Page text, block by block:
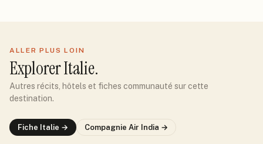
ALLER PLUS LOIN
ExplorerItalie.
Autres récits, hôtels et fiches communauté sur cette
destination.
Fiche Italie → Compagnie Air India →